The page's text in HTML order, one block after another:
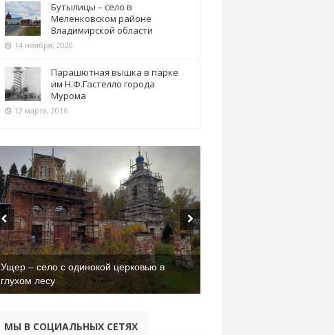
Бутылицы – село в
Меленковском районе
Владимирской области
14 ноября, 2020
Парашютная вышка в парке
им Н.Ф.Гастелло города
Мурома
12 марта, 2016
Ущер – село с одинокой церковью в
глухом лесу
МЫ В СОЦИАЛЬНЫХ СЕТЯХ